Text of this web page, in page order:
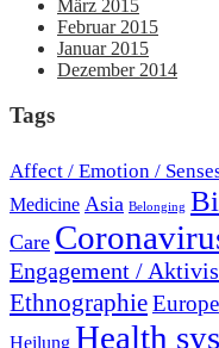
März 2015
Februar 2015
Januar 2015
Dezember 2014
Tags
Affect / Emotion /
Medicine Asia Belonging
Care
Engagement /
EthnographieEurope
Heilung Health